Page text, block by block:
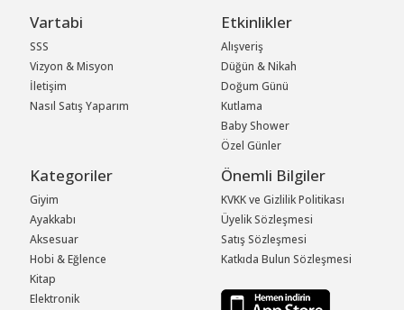
Vartabi
SSS
Vizyon & Misyon
İletişim
Nasıl Satış Yaparım
Etkinlikler
Alışveriş
Düğün & Nikah
Doğum Günü
Kutlama
Baby Shower
Özel Günler
Kategoriler
Giyim
Ayakkabı
Aksesuar
Hobi & Eğlence
Kitap
Elektronik
Önemli Bilgiler
KVKK ve Gizlilik Politikası
Üyelik Sözleşmesi
Satış Sözleşmesi
Katkıda Bulun Sözleşmesi